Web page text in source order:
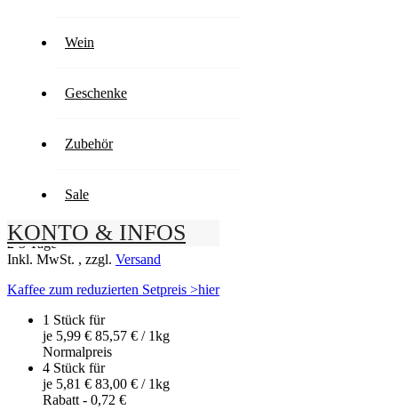
Wein
Geschenke
Zubehör
Sale
KONTO & INFOS
85,57 € / 1kg
Anzahl
Lieferzeit
2-3 Tage
Inkl. MwSt. , zzgl. Versand
Kaffee zum reduzierten Setpreis >hier
1 Stück für
je 5,99 € 85,57 € / 1kg
Normal­preis
4 Stück für
je 5,81 € 83,00 € / 1kg
Rabatt - 0,72 €